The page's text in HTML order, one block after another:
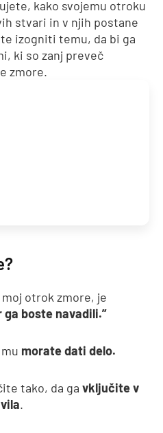
kako svojemu otroku
stvari in v njih postane
izogniti temu, da bi ga
ki so zanj preveč
zmore.
otrok zmore, je
ga boste navadili.”
morate dati delo.
tako, da ga vključite v
.